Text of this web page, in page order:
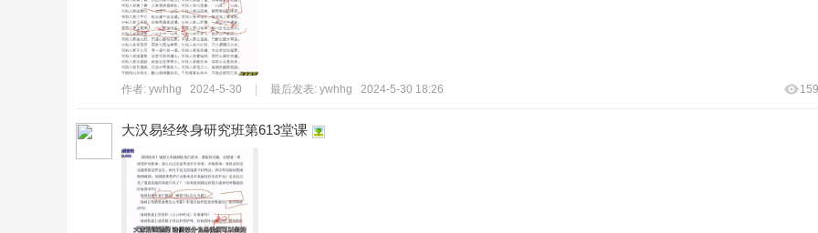
作者: ywhhg 2024-5-30 最后发表: ywhhg 2024-5-30 18:26
大汉易经终身研究班第613堂课